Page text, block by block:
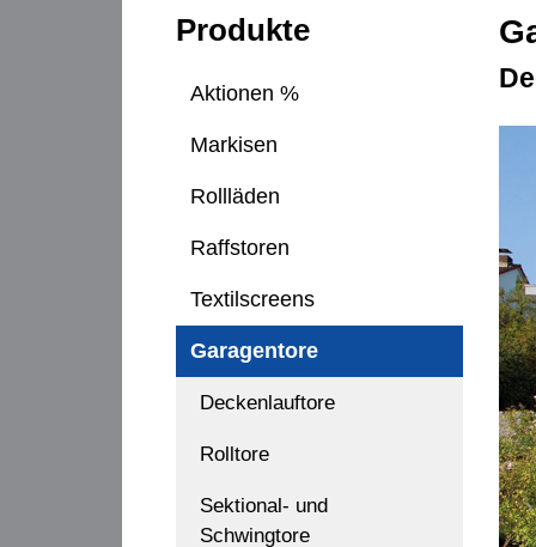
Produkte
Aktionen %
Markisen
Rollläden
Raffstoren
Textilscreens
Garagentore
Deckenlauftore
Rolltore
Sektional- und
Schwingtore